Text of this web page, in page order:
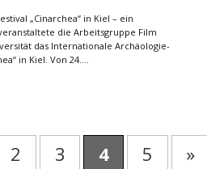
„Cinarchea“ in Kiel – ein
die Arbeitsgruppe Film
das Internationale Archäologie-
in Kiel. Von 24....
2 3 4 5 »